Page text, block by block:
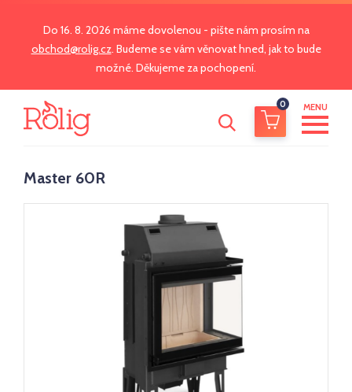
Do 16. 8. 2026 máme dovolenou - pište nám prosím na
obchod@rolig.cz. Budeme se vám věnovat hned, jak to bude
možné. Děkujeme za pochopení.
0 MENU
Master 60R